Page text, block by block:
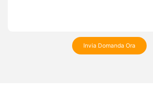
Invia Domanda Ora